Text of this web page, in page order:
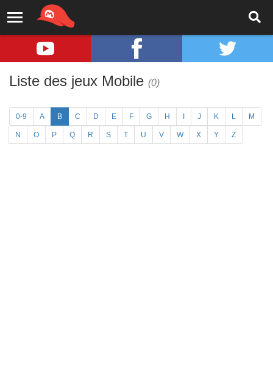
Liste des jeux Mobile (0)
0-9 A B C D E F G H J K L M
N O P Q R S T U V W X Y Z